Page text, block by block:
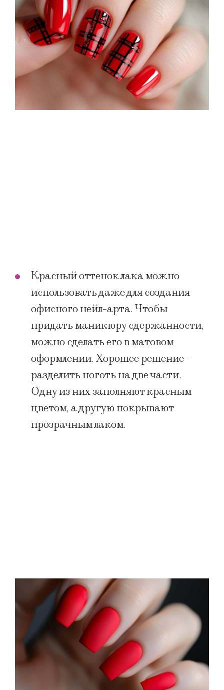
Красный оттенок лака можно
использовать даже для создания
офисного нейл-арта. Чтобы
придать маникюру сдержанности,
можно сделать его в матовом
оформлении. Хорошее решение –
разделить ноготь на две части.
Одну из них заполняют красным
цветом, а другую покрывают
прозрачным лаком.